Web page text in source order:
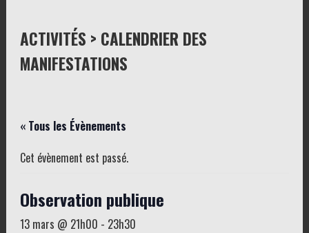
ACTIVITÉS > CALENDRIER DES
MANIFESTATIONS
« Tous les Évènements
Cet évènement est passé.
Observation publique
13 mars @ 21h00 - 23h30